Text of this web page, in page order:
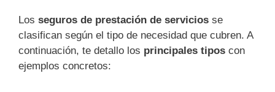
Los seguros de prestación de servicios se
clasifican según el tipo de necesidad que cubren. A
continuación, te detallo los principales tipos con
ejemplos concretos: